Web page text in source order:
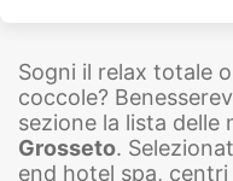
Sogni il relax totale
coccole?
sezione la lista delle
Grosseto.
end hotel spa,